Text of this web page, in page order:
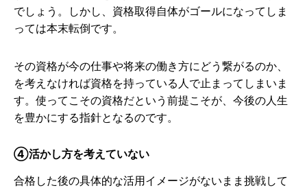
でしょう。しかし、資格取得自体がゴールになってしま
っては本末転倒です。
その資格が今の仕事や将来の働き方にどう繋がるのか、
を考えなければ資格を持っている人で止まってしまいま
す。使ってこその資格だという前提こそが、今後の人生
を豊かにする指針となるのです。
④活かし方を考えていない
合格した後の具体的な活用イメージがないまま挑戦して